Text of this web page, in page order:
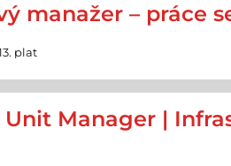
manažer – práce
plat
Unit Manager |